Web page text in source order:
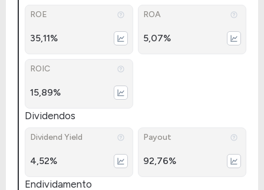
ROE
35,11%
ROA
5,07%
ROIC
15,89%
Dividendos
Dividend Yield
4,52%
Payout
92,76%
Endividamento